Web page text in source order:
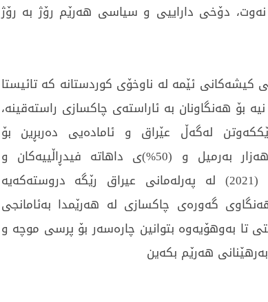
دۆخی داراییی و سیاسی هەرێم رۆژ بە رۆژ
كیشەكانی ئێمە لە ناوخۆی كوردستانە كە تائیستا
بۆ هەنگاونان بە ئاراستەى چاکسازى راستەقینە،
لەگەڵ عێراق و ئامادەیی دەربڕین بۆ
رادەستکردنی (250) ھەزار بەرمیل و (50%)ى داھاتە فیدڕاڵییەکان و
شەركردن بۆ بودجەی (2021) لە پەرلەمانى عیراق رێگە دروستەكەیە
گەورەی چاكسازی لە هەرێمدا بەئامانجی
تا بەوهۆیەوە بتوانین چارەسەر بۆ پرسی موچە و
هەرێم بكەین